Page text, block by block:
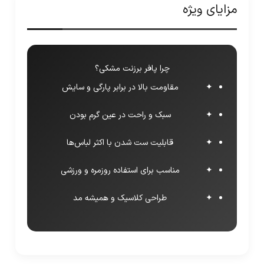
مزایای ویژه
چرا پافر برزنت مشکی؟
مقاومت بالا در برابر پارگی و سایش
سبک و راحت در عین گرم بودن
قابلیت ست شدن با اکثر لباس‌ها
مناسب برای استفاده روزمره و ورزشی
طراحی کلاسیک و همیشه مد